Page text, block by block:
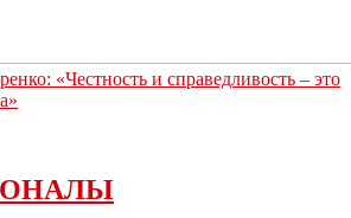
«Честность и справедливость – это